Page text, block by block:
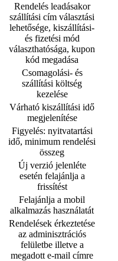
Rendelés leadásakor
szállítási cím választási
lehetősége, kiszállítási-
és fizetési mód
választhatósága, kupon
kód megadása
Csomagolási- és
szállítási költség
kezelése
Várható kiszállítási idő
megjelenítése
Figyelés: nyitvatartási
idő, minimum rendelési
összeg
Új verzió jelenléte
esetén felajánlja a
frissítést
Felajánlja a mobil
alkalmazás használatát
Rendelések érkeztetése
az adminisztrációs
felületbe illetve a
megadott e-mail címre